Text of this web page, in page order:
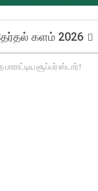
களம் 2026
சூப்பர் ஸ்டார்!